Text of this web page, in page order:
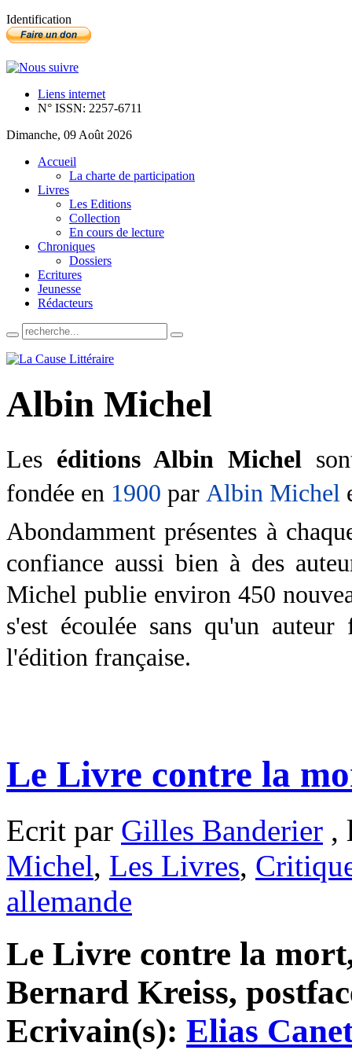
Identification
Liens internet
N° ISSN: 2257-6711
Dimanche, 09 Août 2026
Accueil
La charte de participation
Livres
Les Editions
Collection
En cours de lecture
Chroniques
Dossiers
Ecritures
Jeunesse
Rédacteurs
Albin Michel
Les éditions Albin Michel
fondée en 1900 par Albin Michel
Abondamment présentes à
confiance aussi bien à des
Michel publie environ 450
s'est écoulée sans qu'un
l'édition française.
Le Livre contre la
Ecrit par Gilles Banderier ,
Michel, Les Livres,
allemande
Le Livre contre la
Bernard Kreiss,
Ecrivain(s): Elias